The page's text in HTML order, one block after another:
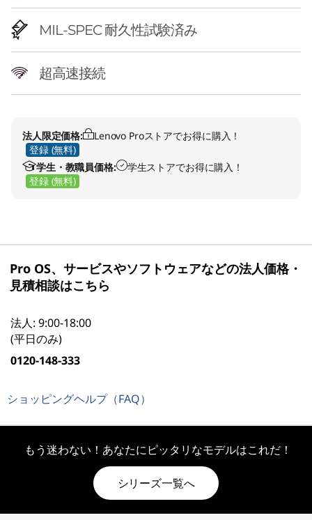
MIL-SPEC 耐久性試験済み
超高速接続
法人限定価格:
Lenovo Proストアでお得に購入！
登録 (無料)
学生・教職員価格:
学生ストアでお得に購入！
登録 (無料)
Pro OS、サービスやソフトウェアなどの法人価格・
見積相談はこちら
法人: 9:00-18:00
(平日のみ)
0120-148-333
ショッピングヘルプ（FAQ）
もう迷わない！あなたにピッタリなモデルはこれだ！
シリーズ一覧へ